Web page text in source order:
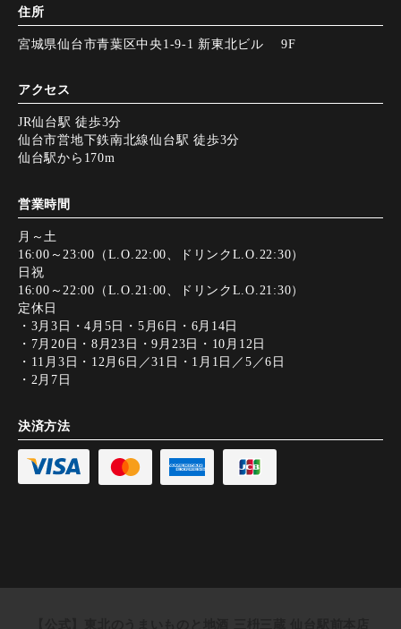
住所
宮城県仙台市青葉区中央1-9-1 新東北ビル 9F
アクセス
JR仙台駅 徒歩3分
仙台市営地下鉄南北線仙台駅 徒歩3分
仙台駅から170m
営業時間
月～土
16:00～23:00（L.O.22:00、ドリンクL.O.22:30）
日祝
16:00～22:00（L.O.21:00、ドリンクL.O.21:30）
定休日
・3月3日・4月5日・5月6日・6月14日
・7月20日・8月23日・9月23日・10月12日
・11月3日・12月6日／31日・1月1日／5／6日
・2月7日
決済方法